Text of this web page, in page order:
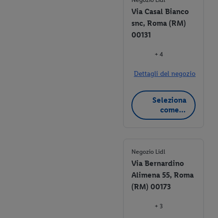
Via Casal Bianco
snc, Roma (RM)
00131
+ 4
Dettagli del negozio
Seleziona
come
negozio
Negozio Lidl
Via Bernardino
Alimena 55, Roma
(RM) 00173
+ 3